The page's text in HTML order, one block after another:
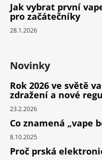
Jak vybrat první
pro začátečníky
28.1.2026
Novinky
Rok 2026 ve světě
zdražení a nové
23.2.2026
Co znamená „vape
8.10.2025
Proč prská